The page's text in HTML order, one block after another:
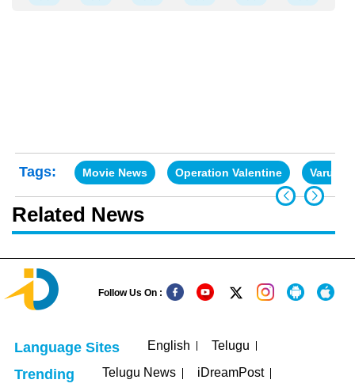
Tags: Movie News Operation Valentine Varuntej
Related News
Follow Us On :
Language Sites English Telugu
Trending Telugu News iDreamPost